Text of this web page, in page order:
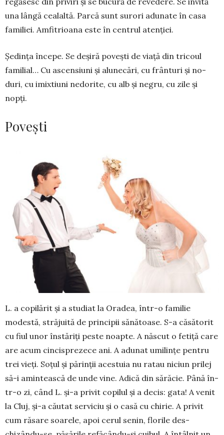
una lângă cealaltă. Par­că sunt surori adunate în casa
familiei. Amfitrioana este în centrul atenției.
Ședința începe. Se deșiră povești de viață din tricoul
familial… Cu ascensiuni și alunecări, cu frânturi și no­
duri, cu imixtiuni nedorite, cu alb și negru, cu zile și
nopți.
Povești
L. a copilărit și a studiat la Oradea, într-o familie
modestă, străjuită de principii sănă­toa­se. S-a căsătorit
cu fiul unor înstăriți peste noap­te. A născut o fetiță care
are acum cinci­sprezece ani. A adunat umilințe pen­tru
trei vieți. Soțul și părinții acestuia nu ratau niciun prilej
să-i amintească de unde vine. Adică din sărăcie. Până în­
tr-o zi, când L. și-a privit copilul și a decis: gata! A ve­nit
la Cluj, și-a căutat serviciu și o casă cu chirie. A privit
cum răsare soarele, apoi cerul senin, florile des­